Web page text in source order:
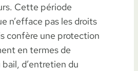
Cette période
n’efface pas les droits
confère une protection
en termes de
d’entretien du